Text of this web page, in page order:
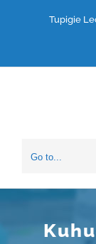
Tupigie
Go to...